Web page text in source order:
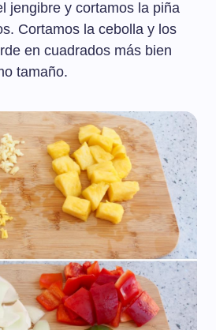
jengibre y cortamos la piña
Cortamos la cebolla y los
en cuadrados más bien
tamaño.